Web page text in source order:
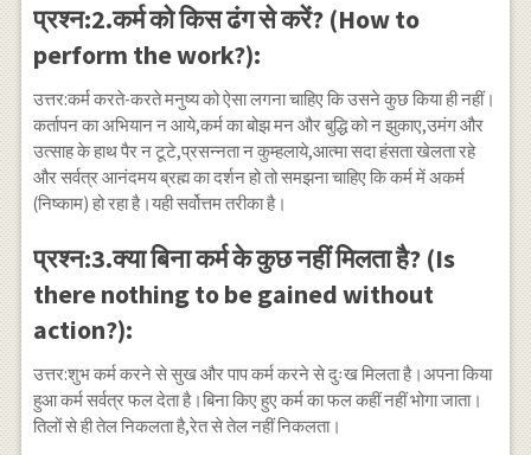
प्रश्न:2.कर्म को किस ढंग से करें? (How to
perform the work?):
उत्तर:कर्म करते-करते मनुष्य को ऐसा लगना चाहिए कि उसने कुछ किया ही नहीं।
कर्तापन का अभियान न आये,कर्म का बोझ मन और बुद्धि को न झुकाए,उमंग और
उत्साह के हाथ पैर न टूटे,प्रसन्नता न कुम्हलाये,आत्मा सदा हंसता खेलता रहे
और सर्वत्र आनंदमय ब्रह्म का दर्शन हो तो समझना चाहिए कि कर्म में अकर्म
(निष्काम) हो रहा है।यही सर्वोत्तम तरीका है।
प्रश्न:3.क्या बिना कर्म के कुछ नहीं मिलता है? (Is
there nothing to be gained without
action?):
उत्तर:शुभ कर्म करने से सुख और पाप कर्म करने से दुःख मिलता है।अपना किया
हुआ कर्म सर्वत्र फल देता है।बिना किए हुए कर्म का फल कहीं नहीं भोगा जाता।
तिलों से ही तेल निकलता है,रेत से तेल नहीं निकलता।